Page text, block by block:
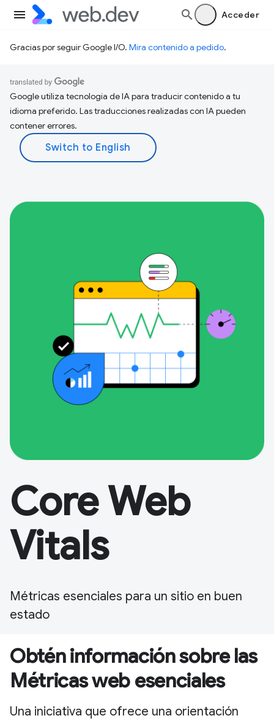
Acceder
Gracias por seguir Google I/O. Mira contenido a pedido.
Google utiliza tecnología de IA para traducir contenido a tu
idioma preferido. Las traducciones realizadas con IA pueden
contener errores.
Core Web
Vitals
Métricas esenciales para un sitio en buen
estado
Obtén información sobre las
Métricas web esenciales
Una iniciativa que ofrece una orientación